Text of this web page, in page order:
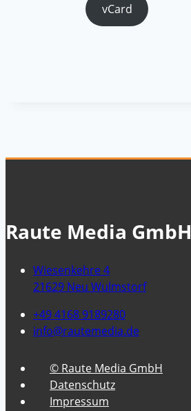
vCard
Raute Media GmbH
Wiesenkehre 4
21629 Neu Wulmstorf
+49 4168 9189280
info@rautemedia.de
© Raute Media GmbH
Datenschutz
Impressum